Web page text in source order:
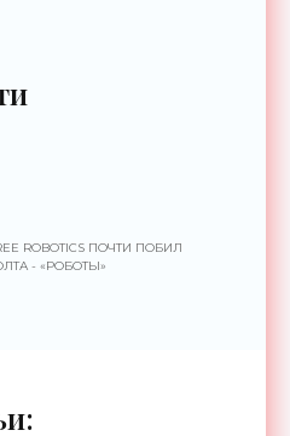
ROBOTICS ПОЧТИ ПОБИЛ
- «РОБОТЫ»